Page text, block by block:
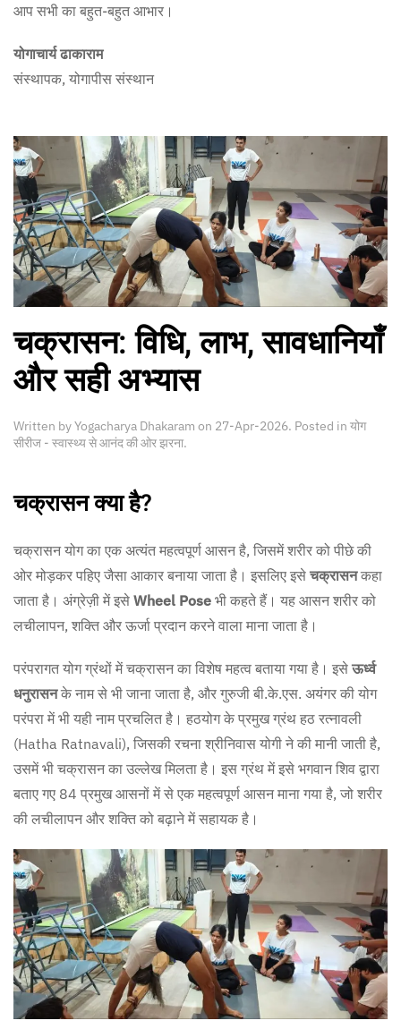
आप सभी का बहुत-बहुत आभार।
योगाचार्य ढाकाराम
संस्थापक, योगापीस संस्थान
चक्रासन: विधि, लाभ, सावधानियाँ
और सही अभ्यास
Written byYogacharya Dhakaram on 27-Apr-2026. Posted in योग
सीरीज - स्वास्थ्य से आनंद की ओर झरना.
चक्रासन क्या है?
चक्रासन योग का एक अत्यंत महत्वपूर्ण आसन है, जिसमें शरीर को पीछे की
ओर मोड़कर पहिए जैसा आकार बनाया जाता है। इसलिए इसेचक्रासनकहा
जाता है। अंग्रेज़ी में इसे Wheel Pose भी कहते हैं। यह आसन शरीर को
लचीलापन, शक्ति और ऊर्जा प्रदान करने वाला माना जाता है।
परंपरागत योग ग्रंथों में चक्रासन का विशेष महत्व बताया गया है। इसेऊर्ध्व
धनुरासनके नाम से भी जाना जाता है, और गुरुजी बी.के.एस. अयंगर की योग
परंपरा में भी यही नाम प्रचलित है। हठयोग के प्रमुख ग्रंथ हठ रत्नावली
(Hatha Ratnavali), जिसकी रचना श्रीनिवास योगी ने की मानी जाती है,
उसमें भी चक्रासन का उल्लेख मिलता है। इस ग्रंथ में इसे भगवान शिव द्वारा
बताए गए 84 प्रमुख आसनों में से एक महत्वपूर्ण आसन माना गया है, जो शरीर
की लचीलापन और शक्ति को बढ़ाने में सहायक है।